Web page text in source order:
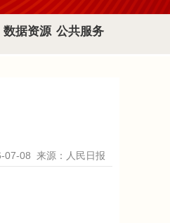
数据资源 公共服务
07-08 来源：人民日报